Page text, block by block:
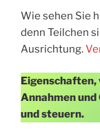
Wie sehen Sie
denn Teilchen
Ausrichtung.
Annahmen
und steuern.